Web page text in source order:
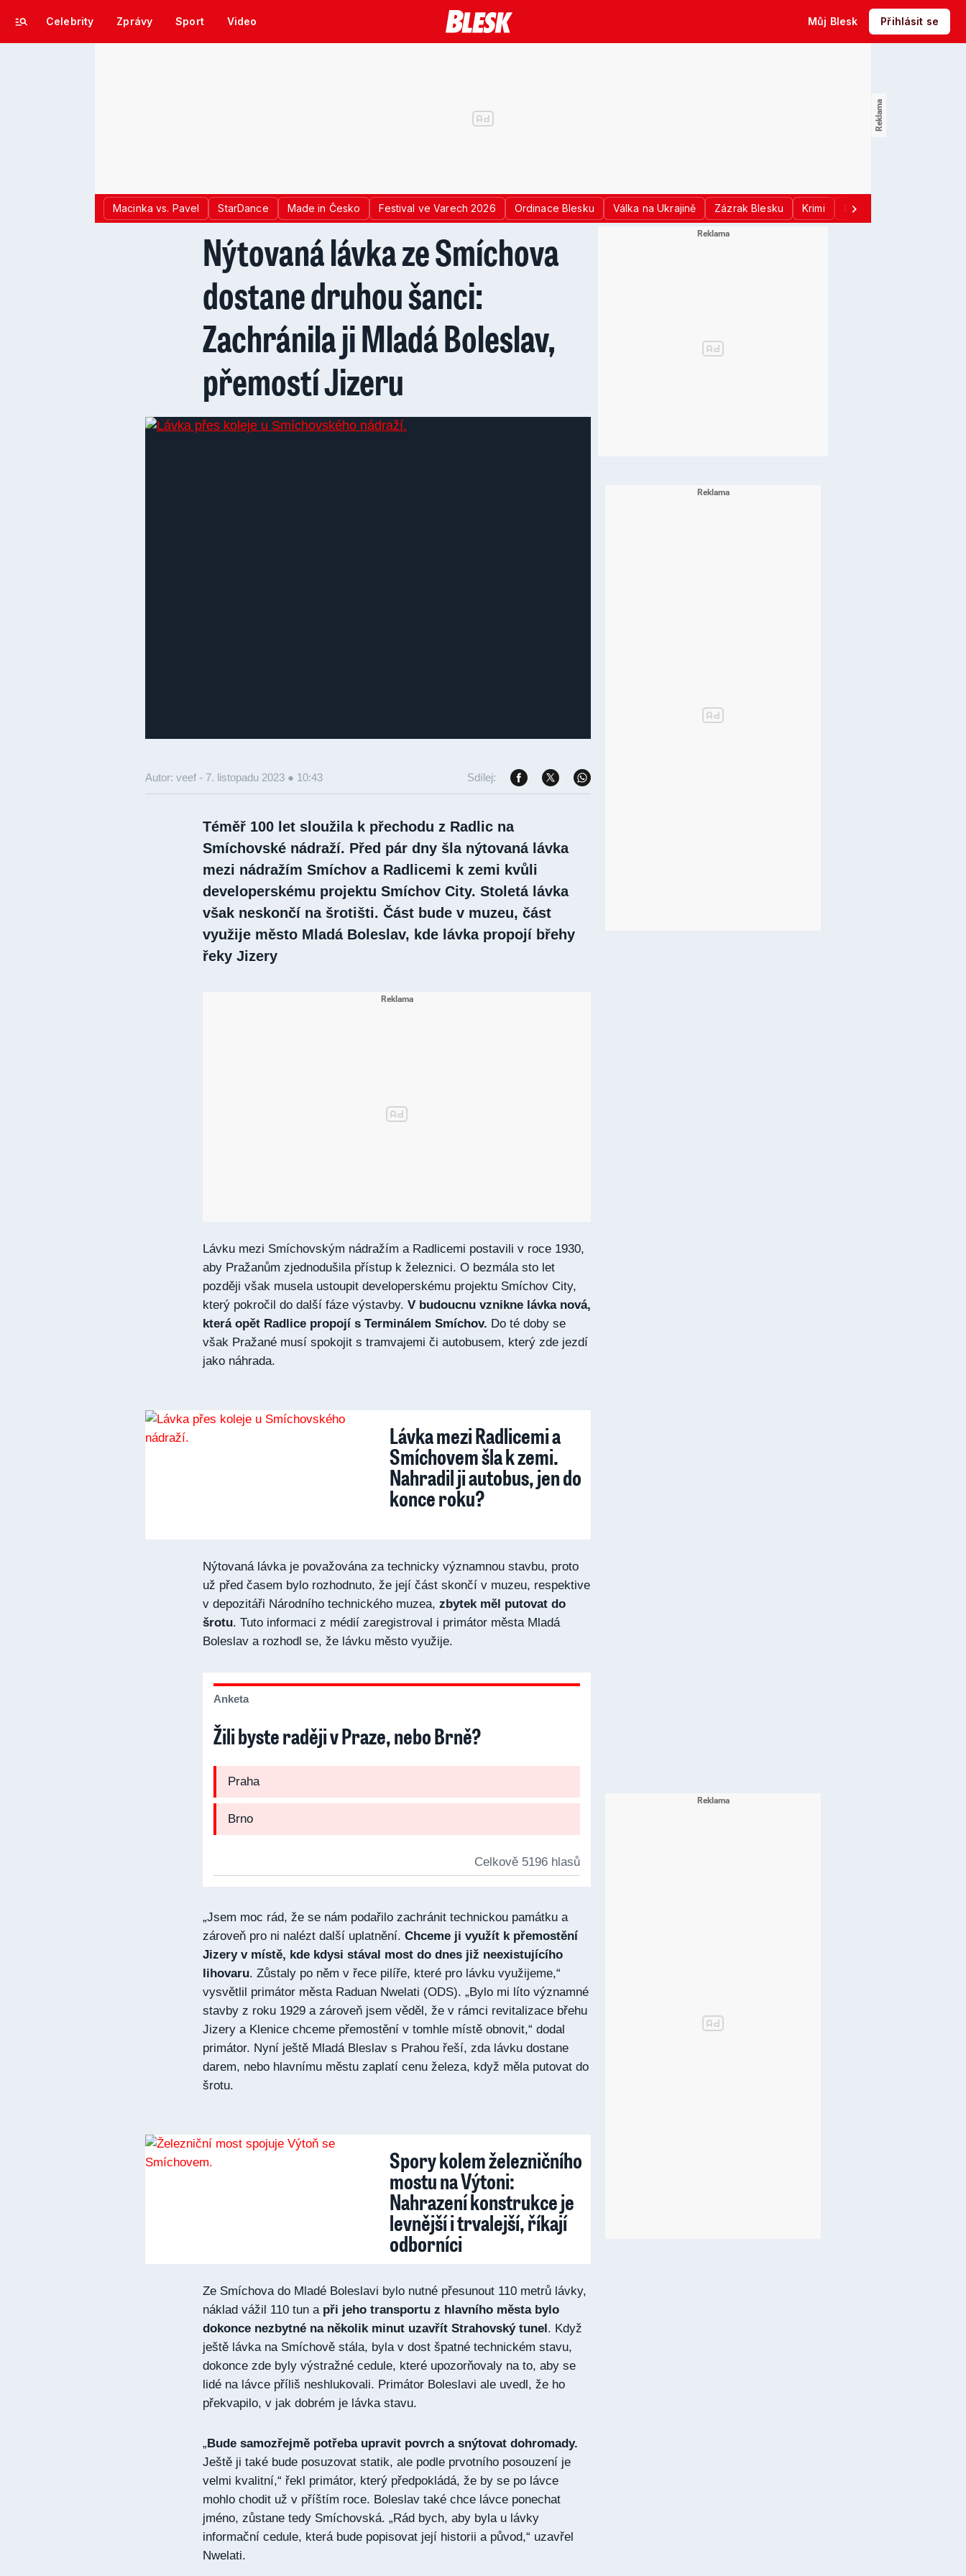
Celebrity Zprávy Sport Video Můj Blesk Přihlásit se
Macinka vs. Pavel StarDance Made in Česko Festival ve Varech 2026 Ordinace Blesku Válka na Ukrajině Zázrak Blesku Krimi Donald Trump
Nýtovaná lávka ze Smíchova
dostane druhou šanci:
Zachránila ji Mladá Boleslav,
přemostí Jizeru
Autor: veef - 7. listopadu 2023 ● 10:43 Sdílej:
Téměř 100 let sloužila k přechodu z Radlic na
Smíchovské nádraží. Před pár dny šla nýtovaná lávka
mezi nádražím Smíchov a Radlicemi k zemi kvůli
developerskému projektu Smíchov City. Stoletá lávka
však neskončí na šrotišti. Část bude v muzeu, část
využije město Mladá Boleslav, kde lávka propojí břehy
řeky Jizery
Lávku mezi Smíchovským nádražím a Radlicemi postavili v roce 1930,
aby Pražanům zjednodušila přístup k železnici. O bezmála sto let
později však musela ustoupit developerskému projektu Smíchov City,
který pokročil do další fáze výstavby. V budoucnu vznikne lávka nová,
která opět Radlice propojí s Terminálem Smíchov. Do té doby se
však Pražané musí spokojit s tramvajemi či autobusem, který zde jezdí
jako náhrada.
Lávka mezi Radlicemi a
Smíchovem šla k zemi.
Nahradil ji autobus, jen do
konce roku?
Nýtovaná lávka je považována za technicky významnou stavbu, proto
už před časem bylo rozhodnuto, že její část skončí v muzeu, respektive
v depozitáři Národního technického muzea, zbytek měl putovat do
šrotu. Tuto informaci z médií zaregistroval i primátor města Mladá
Boleslav a rozhodl se, že lávku město využije.
Anketa
Žili byste raději v Praze, nebo Brně?
Praha
Brno
Celkově 5196 hlasů
„Jsem moc rád, že se nám podařilo zachránit technickou památku a
zároveň pro ni nalézt další uplatnění. Chceme ji využít k přemostění
Jizery v místě, kde kdysi stával most do dnes již neexistujícího
lihovaru. Zůstaly po něm v řece pilíře, které pro lávku využijeme,“
vysvětlil primátor města Raduan Nwelati (ODS). „Bylo mi líto významné
stavby z roku 1929 a zároveň jsem věděl, že v rámci revitalizace břehu
Jizery a Klenice chceme přemostění v tomhle místě obnovit,“ dodal
primátor. Nyní ještě Mladá Bleslav s Prahou řeší, zda lávku dostane
darem, nebo hlavnímu městu zaplatí cenu železa, když měla putovat do
šrotu.
Spory kolem železničního
mostu na Výtoni:
Nahrazení konstrukce je
levnější i trvalejší, říkají
odborníci
Ze Smíchova do Mladé Boleslavi bylo nutné přesunout 110 metrů lávky,
náklad vážil 110 tun a při jeho transportu z hlavního města bylo
dokonce nezbytné na několik minut uzavřít Strahovský tunel. Když
ještě lávka na Smíchově stála, byla v dost špatné technickém stavu,
dokonce zde byly výstražné cedule, které upozorňovaly na to, aby se
lidé na lávce příliš neshlukovali. Primátor Boleslavi ale uvedl, že ho
překvapilo, v jak dobrém je lávka stavu.
„Bude samozřejmě potřeba upravit povrch a snýtovat dohromady.
Ještě ji také bude posuzovat statik, ale podle prvotního posouzení je
velmi kvalitní,“ řekl primátor, který předpokládá, že by se po lávce
mohlo chodit už v příštím roce. Boleslav také chce lávce ponechat
jméno, zůstane tedy Smíchovská. „Rád bych, aby byla u lávky
informační cedule, která bude popisovat její historii a původ,“ uzavřel
Nwelati.